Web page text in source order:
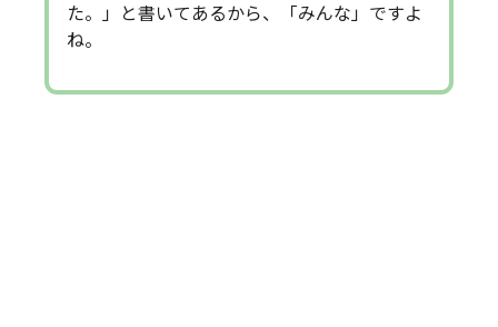
た。」と書いてあるから、「みんな」ですよ
ね。